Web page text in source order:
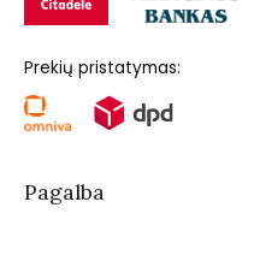
Prekių pristatymas:
Pagalba